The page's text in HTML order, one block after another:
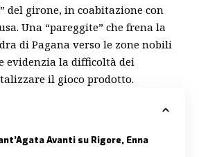
del girone, in coabitazione con
Una “pareggite” che frena la
di Pagana verso le zone nobili
evidenzia la difficoltà dei
il gioco prodotto.
Avanti su Rigore, Enna